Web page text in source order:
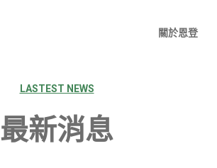
關於恩登
LASTEST NEWS
最新消息